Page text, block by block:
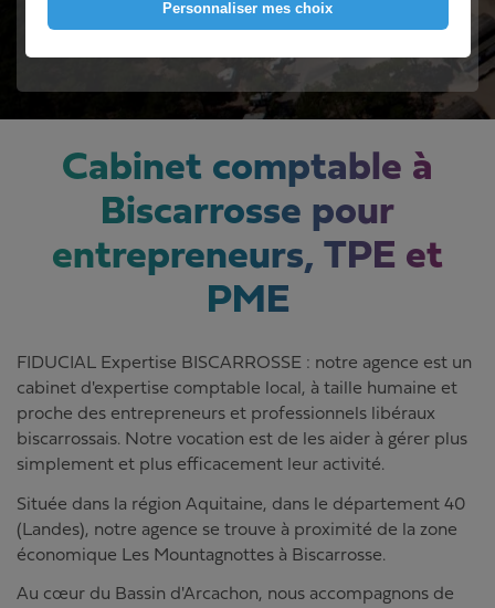
Cabinet comptable à
Biscarrosse pour
entrepreneurs, TPE et
PME
FIDUCIAL Expertise BISCARROSSE : notre agence est un
cabinet d'expertise comptable local, à taille humaine et
proche des entrepreneurs et professionnels libéraux
biscarrossais. Notre vocation est de les aider à gérer plus
simplement et plus efficacement leur activité.
Située dans la région Aquitaine, dans le département 40
(Landes), notre agence se trouve à proximité de la zone
économique Les Mountagnottes à Biscarrosse.
Au cœur du Bassin d'Arcachon, nous accompagnons de
Personnaliser mes choix